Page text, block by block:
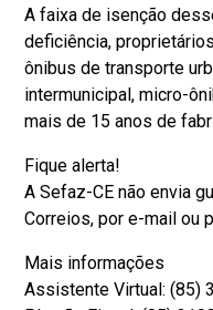
A faixa de isenção
deficiência,
ônibus de transporte
intermunicipal, micro-
mais de 15 anos de
Fique alerta!
A Sefaz-CE não envia
Correios, por e-mail ou
Mais informações
Assistente Virtual: (85)